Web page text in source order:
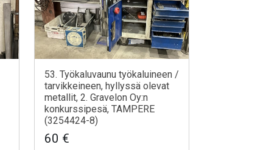
53. Työkaluvaunu työkaluineen /
tarvikkeineen, hyllyssä olevat
metallit, 2. Gravelon Oy:n
konkurssipesä, TAMPERE
(3254424-8)
60 €